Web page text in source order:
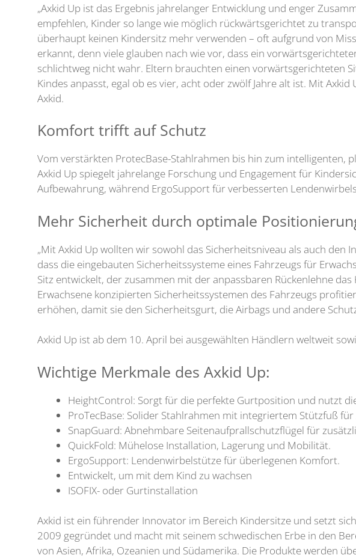
„Axkid Up ist das Ergebnis jahrelanger Entwicklung und enger
empfehlen, Kinder so lange wie möglich rückwärtsgerichtet zu
überhaupt keinen Kindersitz mehr verwenden – oft aufgrund von
erkannt, denn viele glauben nach wie vor, dass ein
schlichtweg nicht wahr. Eltern brauchten einen vorwärtsgerichteten
Kindes anpasst, egal ob es vier, acht oder zwölf Jahre alt ist. Mit
Axkid.
Komfort trifft auf Schutz
Vom verstärkten ProtecBase-Stahlrahmen bis hin zum intelligenten,
Axkid Up spiegelt jahrelange Forschung und Engagement für
Aufbewahrung, während ErgoSupport für verbesserten
Mehr Sicherheit durch optimale
„Mit Axkid Up wollten wir sowohl das Sicherheitsniveau als auch
dass die eingebauten Sicherheitssysteme eines Fahrzeugs für
Sitz entwickelt, der zusammen mit der anpassbaren Rückenlehne
Erwachsene konzipierten Sicherheitssystemen des Fahrzeugs
erhöhen, damit sie den Sicherheitsgurt, die Airbags und andere
Axkid Up ist ab dem 10. April bei ausgewählten Händlern weltweit
Wichtige Merkmale des Axkid Up:
HeightControl: Sorgt für die perfekte Gurtposition und nutzt
ProTecBase: Solider Stahlrahmen mit integriertem Stützfuß
SnapGuard: Abnehmbare Seitenaufprallschutzflügel für
QuickFold: Mühelose Installation, Lagerung und Mobilität.
ErgoSupport: Lendenwirbelstütze für überlegenen Komfort.
Entwickelt, um mit dem Kind zu wachsen
ISOFIX- oder Gurtinstallation
Axkid ist ein führender Innovator im Bereich Kindersitze und setzt
2009 gegründet und macht mit seinem schwedischen Erbe in den
von Asien, Afrika, Ozeanien und Südamerika. Die Produkte werden